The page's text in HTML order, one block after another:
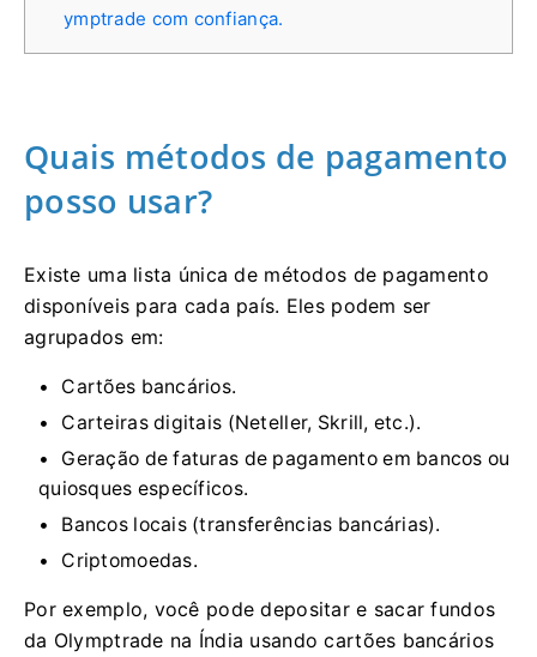
ymptrade com confiança.
Quais métodos de pagamento
posso usar?
Existe uma lista única de métodos de pagamento
disponíveis para cada país. Eles podem ser
agrupados em:
Cartões bancários.
Carteiras digitais (Neteller, Skrill, etc.).
Geração de faturas de pagamento em bancos ou
quiosques específicos.
Bancos locais (transferências bancárias).
Criptomoedas.
Por exemplo, você pode depositar e sacar fundos
da Olymptrade na Índia usando cartões bancários